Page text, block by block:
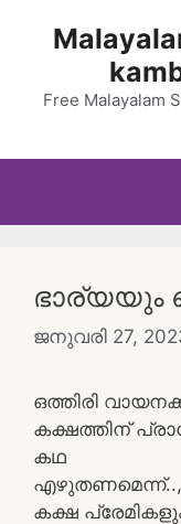
Free Malayalam
ഭാര്യയും
ജനുവരി 27,
ഒത്തിരി
കക്ഷത്തിന്
കഥ
കക്ഷ